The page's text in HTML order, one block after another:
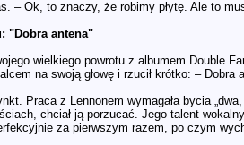
– Ok, to znaczy, że robimy płytę. Ale to
"Dobra antena"
wielkiego powrotu z albumem Double
na swoją głowę i rzucił krótko: – Dobra
Praca z Lennonem wymagała bycia
chciał ją porzucać. Jego talent
za pierwszym razem, po czym